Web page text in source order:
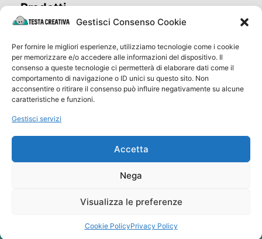
Gestisci Consenso Cookie
Per fornire le migliori esperienze, utilizziamo tecnologie come i cookie
per memorizzare e/o accedere alle informazioni del dispositivo. Il
consenso a queste tecnologie ci permetterà di elaborare dati come il
comportamento di navigazione o ID unici su questo sito. Non
acconsentire o ritirare il consenso può influire negativamente su alcune
caratteristiche e funzioni.
Gestisci servizi
Accetta
Nega
Visualizza le preferenze
Cookie PolicyPrivacy Policy
Prodotti
Cosa stampiamo oggi?
Eventi e Cerimonie
Link Utili
Spedizioni e Resi
Copyright © Testa Creativa 2024
Privacy Policy
Cookie Policy